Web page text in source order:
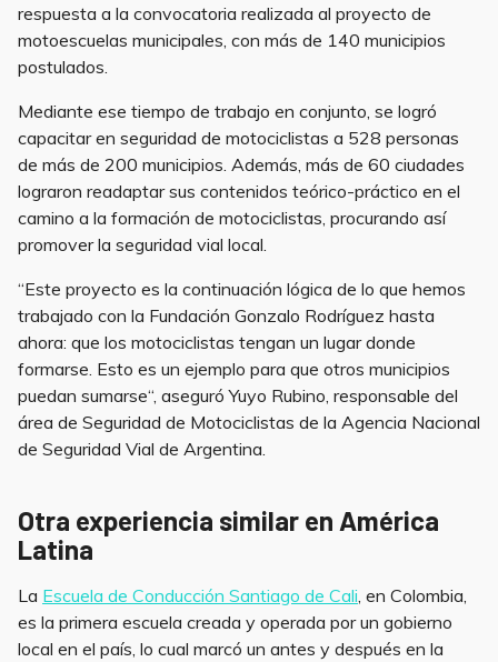
respuesta a la convocatoria realizada al proyecto de
motoescuelas municipales, con más de 140 municipios
postulados.
Mediante ese tiempo de trabajo en conjunto, se logró
capacitar en seguridad de motociclistas a 528 personas
de más de 200 municipios. Además, más de 60 ciudades
lograron readaptar sus contenidos teórico-práctico en el
camino a la formación de motociclistas, procurando así
promover la seguridad vial local.
“Este proyecto es la continuación lógica de lo que hemos
trabajado con la Fundación Gonzalo Rodríguez hasta
ahora: que los motociclistas tengan un lugar donde
formarse. Esto es un ejemplo para que otros municipios
puedan sumarse“, aseguró Yuyo Rubino, responsable del
área de Seguridad de Motociclistas de la Agencia Nacional
de Seguridad Vial de Argentina.
Otra experiencia similar en América
Latina
La Escuela de Conducción Santiago de Cali , en Colombia,
es la primera escuela creada y operada por un gobierno
local en el país, lo cual marcó un antes y después en la